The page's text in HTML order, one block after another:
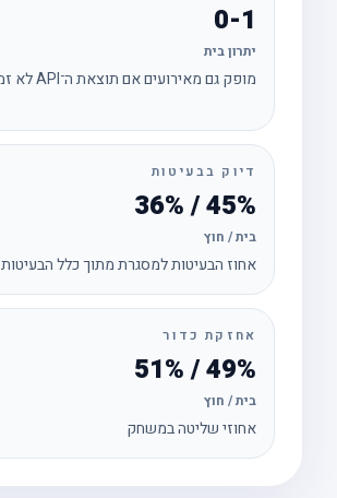
0-1
יתרון בית
מופק גם מאירועים אם תוצאת ה־API לא זמינה
דיוק בבעיטות
45% / 36%
בית / חוץ
אחוז הבעיטות למסגרת מתוך כלל הבעיטות
אחזקת כדור
49% / 51%
בית / חוץ
אחוזי שליטה במשחק